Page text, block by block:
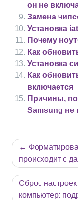
он не
Замена
Установка
Почему
Как
Установка
Как
включается
Причины,
Samsung не
Навигация
по
записям
происходит с
Сброс
компьютер: